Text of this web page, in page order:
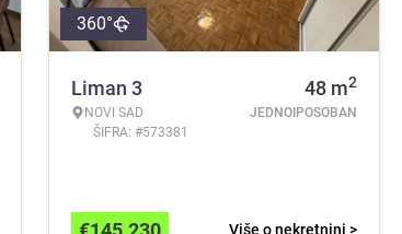
360°
Liman 3
NOVI SAD
ŠIFRA: #573381
48 m2
JEDNOIPOSOBAN
Više o nekretnini >